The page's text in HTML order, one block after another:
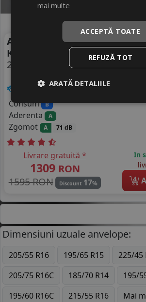
Anvelope vara Hankook
K137a Ven Evo Suv
275/50 R22 115W DOT 25
SUV / 4x4
Consum B
Aderenta A
Zgomot A 71 dB
Livrare gratuită *
1309 RON
1595 RON
Discount 17%
In
4
Dimensiuni uzuale anvelope:
205/55 R16 195/65 R15
225/45
205/75 R16C
185/70 R14
195/
195/60 R16C
215/55 R16 Mai
mai multe
ACCEPTĂ TOATE
REFUZĂ TOT
ARATĂ DETALIILE